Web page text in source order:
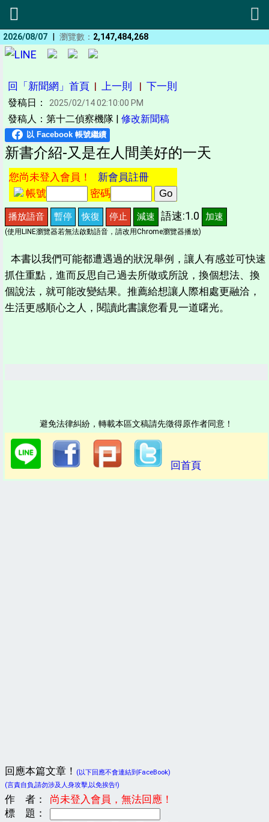
2026/08/07 | 瀏覽數： 2,147,484,268
回「新聞網」首頁 | 上一則 | 下一則
發稿日： 2025/02/14 02:10:00 PM
發稿人：第十二偵察機隊 | 修改新聞稿
新書介紹-又是在人間美好的一天
您尚未登入會員！ 新會員註冊
帳號
密碼
播放語音 暫停 恢復 停止 減速 語速:1.0 加速
(使用LINE瀏覽器若無法啟動語音，請改用Chrome瀏覽器播放)
本書以我們可能都遭遇過的狀況舉例，讓人有感並可快速
抓住重點，進而反思自己過去所做或所說，換個想法、換
個說法，就可能改變結果。推薦給想讓人際相處更融洽，
生活更感順心之人，閱讀此書讓您看見一道曙光。
避免法律糾紛，轉載本區文稿請先徵得原作者同意！
回首頁
回應本篇文章！
(以下回應不會連結到FaceBook)
(言責自負,請勿涉及人身攻擊,以免挨告!)
作 者：
尚未登入會員，無法回應！
標 題：